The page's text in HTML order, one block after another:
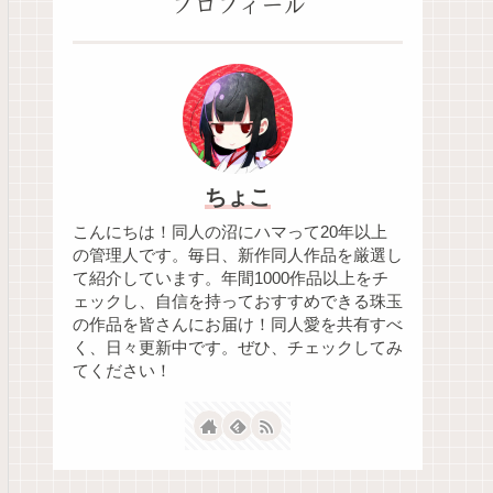
ちょこ
こんにちは！同人の沼にハマって20年以上
の管理人です。毎日、新作同人作品を厳選し
て紹介しています。年間1000作品以上をチ
ェックし、自信を持っておすすめできる珠玉
の作品を皆さんにお届け！同人愛を共有すべ
く、日々更新中です。ぜひ、チェックしてみ
てください！